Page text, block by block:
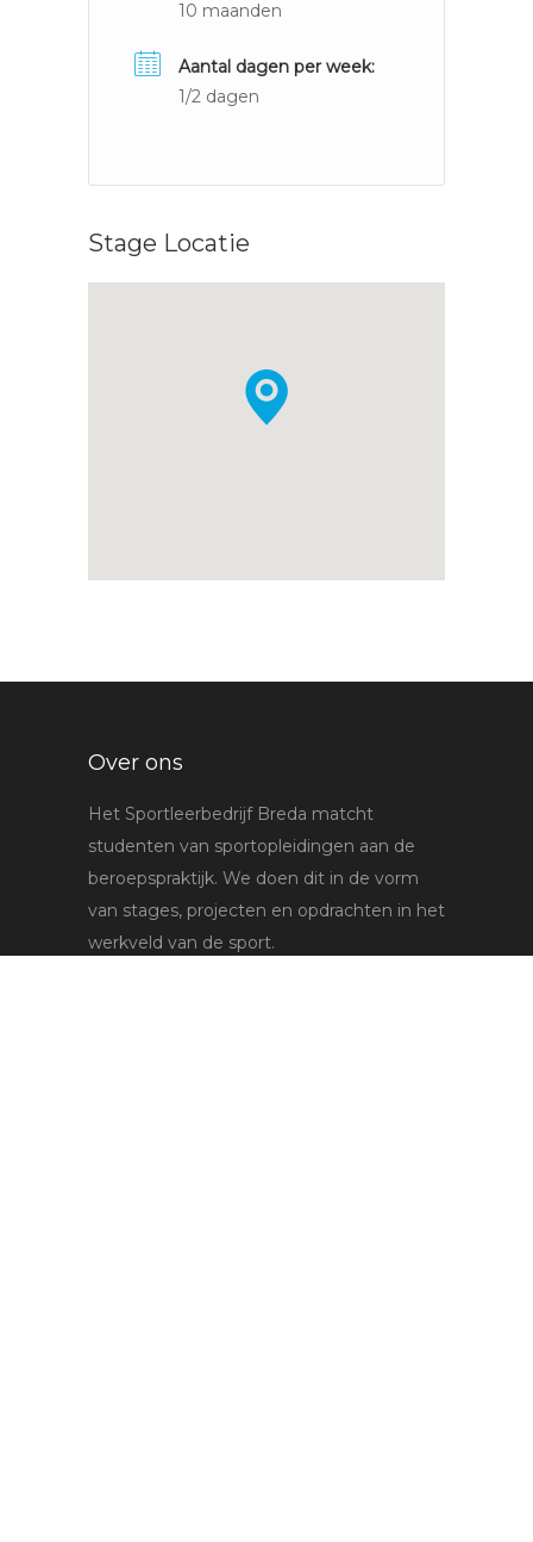
10 maanden
Aantal dagen per week:
1/2 dagen
Stage Locatie
Over ons
Het Sportleerbedrijf Breda matcht
studenten van sportopleidingen aan de
beroepspraktijk. We doen dit in de vorm
van stages, projecten en opdrachten in het
werkveld van de sport.